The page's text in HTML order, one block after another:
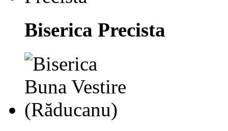
Biserica Precista